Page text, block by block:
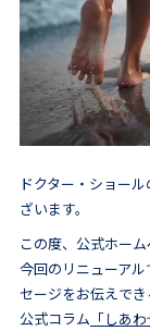
ドクター・ショー
ざいます。
この度、公式ホー
今回のリニューア
セージをお伝えで
公式コラム 「しあ